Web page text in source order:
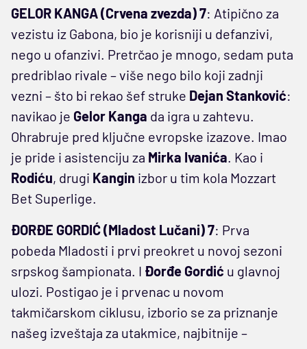
GELOR KANGA (Crvena zvezda) 7: Atipično za
vezistu iz Gabona, bio je korisniji u defanzivi,
nego u ofanzivi. Pretrčao je mnogo, sedam puta
predriblao rivale – više nego bilo koji zadnji
vezni – što bi rekao šef struke Dejan Stanković:
navikao je Gelor Kanga da igra u zahtevu.
Ohrabruje pred ključne evropske izazove. Imao
je pride i asistenciju za Mirka Ivanića. Kao i
Rodiću, drugi Kangin izbor u tim kola Mozzart
Bet Superlige.
ĐORĐE GORDIĆ (Mladost Lučani) 7: Prva
pobeda Mladosti i prvi preokret u novoj sezoni
srpskog šampionata. I Đorđe Gordić u glavnoj
ulozi. Postigao je i prvenac u novom
takmičarskom ciklusu, izborio se za priznanje
našeg izveštaja za utakmice, najbitnije –